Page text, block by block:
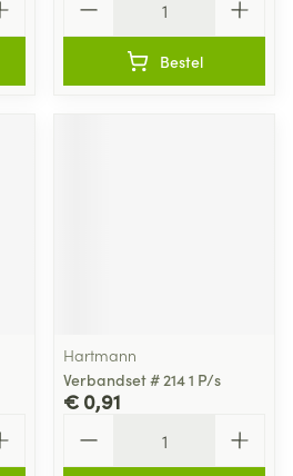
Bestel
Hartmann
Verbandset # 214 1 P/s
€ 0,91